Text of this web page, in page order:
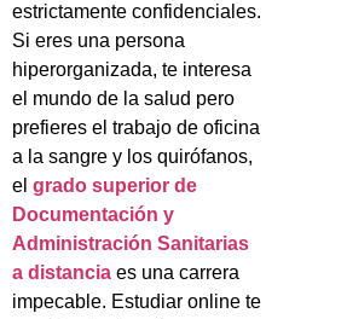
estrictamente confidenciales.
Si eres una persona
hiperorganizada, te interesa
el mundo de la salud pero
prefieres el trabajo de oficina
a la sangre y los quirófanos,
el grado superior de
Documentación y
Administración Sanitarias
a distancia es una carrera
impecable. Estudiar online te